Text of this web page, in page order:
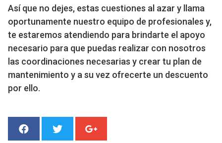
Así que no dejes, estas cuestiones al azar y llama
oportunamente nuestro equipo de profesionales y,
te estaremos atendiendo para brindarte el apoyo
necesario para que puedas realizar con nosotros
las coordinaciones necesarias y crear tu plan de
mantenimiento y a su vez ofrecerte un descuento
por ello.